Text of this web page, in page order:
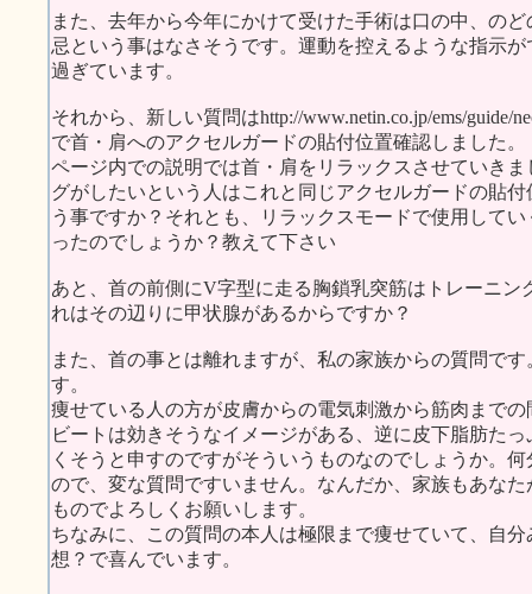
また、去年から今年にかけて受けた手術は口の中、の
忌という事はなさそうです。運動を控えるような指示
過ぎています。
それから、新しい質問はhttp://www.netin.co.jp/ems/guide/
で首・肩へのアクセルガードの貼付位置確認しました。
ページ内での説明では首・肩をリラックスさせていき
グがしたいという人はこれと同じアクセルガードの貼
う事ですか？それとも、リラックスモードで使用して
ったのでしょうか？教えて下さい
あと、首の前側にV字型に走る胸鎖乳突筋はトレーニ
れはその辺りに甲状腺があるからですか？
また、首の事とは離れますが、私の家族からの質問で
す。
痩せている人の方が皮膚からの電気刺激から筋肉まで
ビートは効きそうなイメージがある、逆に皮下脂肪た
くそうと申すのですがそういうものなのでしょうか。
ので、変な質問ですいません。なんだか、家族もあな
ものでよろしくお願いします。
ちなみに、この質問の本人は極限まで痩せていて、自
想？で喜んでいます。